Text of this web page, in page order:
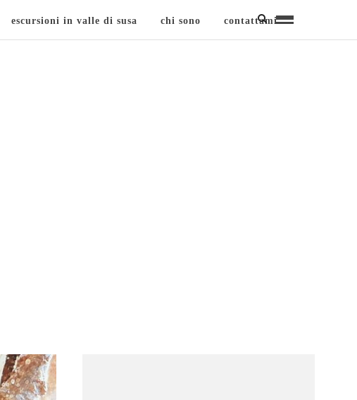
escursioni in valle di susa chi sono contattami